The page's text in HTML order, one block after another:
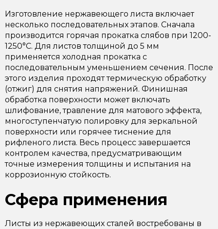
Изготовление нержавеющего листа включает
несколько последовательных этапов. Сначала
производится горячая прокатка слябов при 1200-
1250°C. Для листов толщиной до 5 мм
применяется холодная прокатка с
последовательным уменьшением сечения. После
этого изделия проходят термическую обработку
(отжиг) для снятия напряжений. Финишная
обработка поверхности может включать
шлифование, травление для матового эффекта,
многоступенчатую полировку для зеркальной
поверхности или горячее тиснение для
рифленого листа. Весь процесс завершается
контролем качества, предусматривающим
точные измерения толщины и испытания на
коррозионную стойкость.
Сфера применения
Листы из нержавеющих сталей востребованы в